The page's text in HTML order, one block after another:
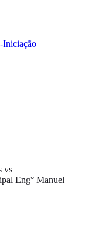
Iniciação
vs
Eng° Manuel